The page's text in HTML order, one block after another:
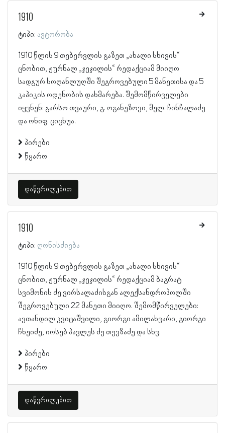
1910
ტიპი: ავტორობა
1910 წლის 9 თებერვლის გაზეთ „ახალი სხივის“
ცნობით, ჟურნალ „ჯეჯილის“ რედაქციამ მიიღო
სადგურ სოღანლუღში შეგროვებული 5 მანეთისა და 5
კაპიკის ოდენობის დახმარება. შემომწირველები
იყვნენ: გარსო თვაური, გ. ოგანეზოვი, მელ. ჩინჩალაძე
და ონიფ. ციცხუა.
პირები
წყარო
დაწვრილებით
1910
ტიპი: ღონისძიება
1910 წლის 9 თებერვლის გაზეთ „ახალი სხივის“
ცნობით, ჟურნალ „ჯეჯილის“ რედაქციამ ბაგრატ
სვიმონის ძე ვირსალაძისგან ალექსანდროპოლში
შეგროვებული 22 მანეთი მიიღო. შემომწირველები:
ავთანდილ კვიცაშვილი, გიორგი ამილახვარი, გიორგი
ჩხეიძე, იოსებ პავლეს ძე თევზაძე და სხვ.
პირები
წყარო
დაწვრილებით